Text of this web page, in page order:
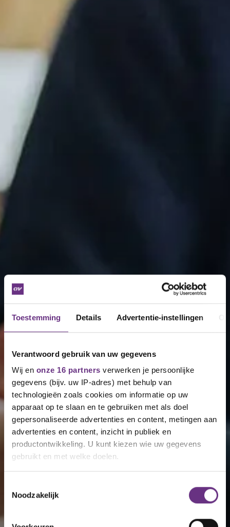
Toestemming Details Advertentie-instellingen
Verantwoord gebruik van uw gegevens
Wij en onze 16 partners verwerken je persoonlijke
gegevens (bijv. uw IP-adres) met behulp van
technologieën zoals cookies om informatie op uw
apparaat op te slaan en te gebruiken met als doel
gepersonaliseerde advertenties en content, metingen aan
advertenties en content, inzicht in publiek en
productontwikkeling. U kunt kiezen wie uw gegevens
gebruikt en met welke doelen.
Informatie verzamelen over uw geografische
Uw apparaat identificeren door het actief te
Noodzakelijk